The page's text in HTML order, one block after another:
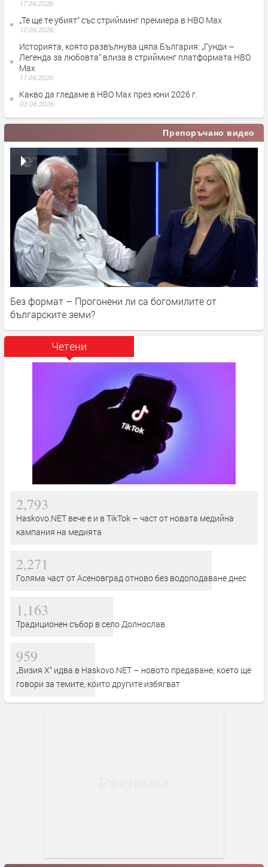
17.06.2026
„Те ще те убият“ със стрийминг премиера в HBO Max
12.06.2026
Историята, която развълнува цяла България: „Гунди –
Легенда за любовта“ влиза в стрийминг платформата HBO
Max
11.06.2026
Какво да гледаме в HBO Max през юни 2026 г.
02.06.2026
Препоръчано видео
Без формат – Прогонени ли са богомилите от
българските земи?
Четени
2,793
Haskovo.NET вече е и в TikTok – част от новата медийна
кампания на медията
2,271
Голяма част от Асеновград отново без водоподаване днес
1,163
Традиционен събор в село Долнослав
959
„Визия Х“ идва в Haskovo.NET – новото предаване, което ще
говори за темите, които другите избягват